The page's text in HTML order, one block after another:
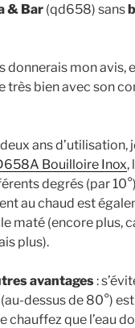
& Bar (qd658) sans
donnerais mon avis,
très bien avec son
ans d’utilisation,
Bouilloire Inox,
degrés (par
au chaud est
maté (encore plus,
plus).
avantages:
dessus de 80°)
chauffez que l’eau